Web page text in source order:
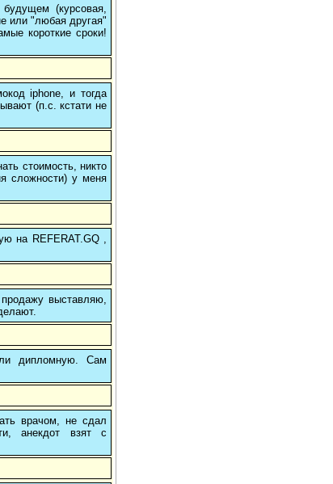
(курсовая,
или "любая другая"
короткие сроки!
iphone, и тогда
(п.с. кстати не
стоимость, никто
сложности) у меня
на REFERAT.GQ ,
выставляю,
дипломную. Сам
врачом, не сдал
анекдот взят с